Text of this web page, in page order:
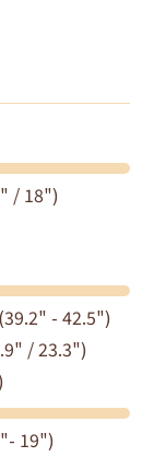
/ 18")
- 42.5")
/ 23.3")
19")